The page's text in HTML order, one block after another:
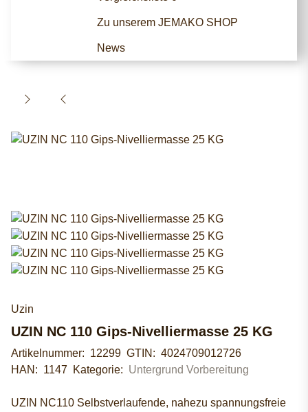
Zu unserem JEMAKO SHOP
News
Uzin
UZIN NC 110 Gips-Nivelliermasse 25 KG
Artikelnummer: 12299 GTIN: 4024709012726
HAN: 1147 Kategorie: Untergrund Vorbereitung
UZIN NC110 Selbstverlaufende, nahezu spannungsfreie